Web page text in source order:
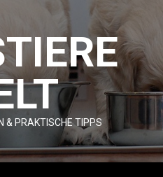
& PRAKTISCHE TIPPS